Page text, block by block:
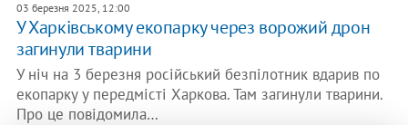
03 березня 2025, 12:00
У Харківському екопарку через ворожий дрон
загинули тварини
У ніч на 3 березня російський безпілотник вдарив по
екопарку у передмісті Харкова. Там загинули тварини.
Про це повідомила…